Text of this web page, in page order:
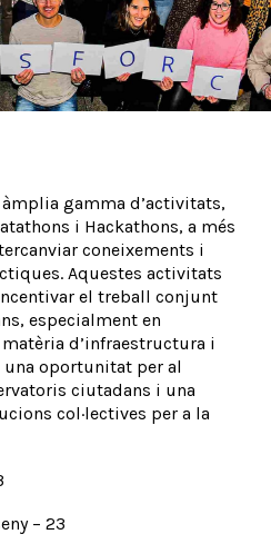
gamma d’activitats,
i Hackathons, a més
coneixements i
Aquestes activitats
el treball conjunt
especialment en
d’infraestructura i
una oportunitat per al
ciutadans i una
col·lectives per a la
– 23